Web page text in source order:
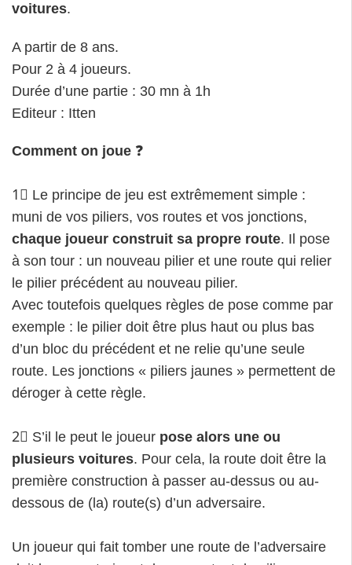
voitures.
A partir de 8 ans.
Pour 2 à 4 joueurs.
Durée d’une partie : 30 mn à 1h
Editeur : Itten
Comment on joue ❓
1⃣ Le principe de jeu est extrêmement simple :
muni de vos piliers, vos routes et vos jonctions,
chaque joueur construit sa propre route. Il pose
à son tour : un nouveau pilier et une route qui relier
le pilier précédent au nouveau pilier.
Avec toutefois quelques règles de pose comme par
exemple : le pilier doit être plus haut ou plus bas
d’un bloc du précédent et ne relie qu’une seule
route. Les jonctions « piliers jaunes » permettent de
déroger à cette règle.
2⃣ S’il le peut le joueur pose alors une ou
plusieurs voitures. Pour cela, la route doit être la
première construction à passer au-dessus ou au-
dessous de (la) route(s) d’un adversaire.
Un joueur qui fait tomber une route de l’adversaire